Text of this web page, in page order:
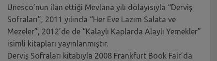
Unesco’nun ilan ettiği Mevlana yılı dolayısıyla “Derviş
Sofraları”, 2011 yılında “Her Eve Lazım Salata ve
Mezeler”, 2012’de de “Kalaylı Kaplarda Alaylı Yemekler”
isimli kitapları yayınlanmıştır.
Derviş Sofraları kitabıyla 2008 Frankfurt Book Fair’da